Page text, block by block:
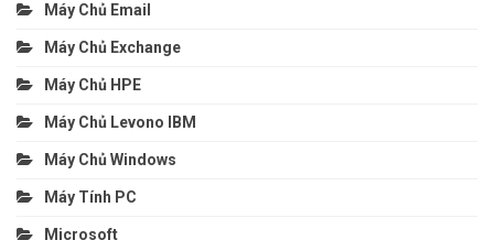
Máy Chủ Email
Máy Chủ Exchange
Máy Chủ HPE
Máy Chủ Levono IBM
Máy Chủ Windows
Máy Tính PC
Microsoft